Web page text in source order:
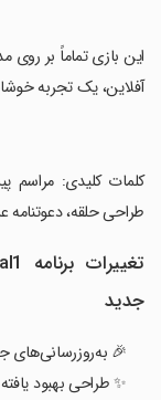
‏این بازی تماماً بر روی
آفلاین، یک تجربه
‏کلمات کلیدی: مراسم
طراحی حلقه،
جدید
🎉 به‌روزرسانی‌های
✨ طراحی بهبود